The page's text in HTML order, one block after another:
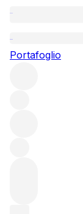
Portafoglio